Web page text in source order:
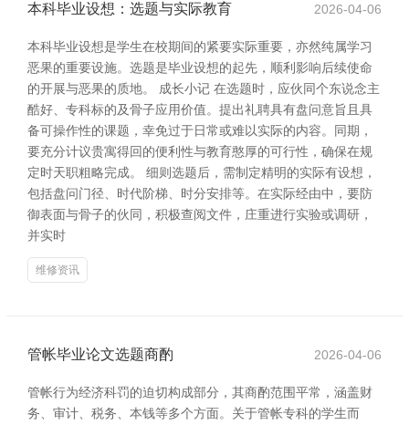
本科毕业设想：选题与实际教育 2026-04-06
本科毕业设想是学生在校期间的紧要实际重要，亦然纯属学习
恶果的重要设施。选题是毕业设想的起先，顺利影响后续使命
的开展与恶果的质地。 成长小记 在选题时，应伙同个东说念主
酷好、专科标的及骨子应用价值。提出礼聘具有盘问意旨且具
备可操作性的课题，幸免过于日常或难以实际的内容。同期，
要充分计议贵寓得回的便利性与教育憨厚的可行性，确保在规
定时天职粗略完成。 细则选题后，需制定精明的实际有设想，
包括盘问门径、时代阶梯、时分安排等。在实际经由中，要防
御表面与骨子的伙同，积极查阅文件，庄重进行实验或调研，
并实时
维修资讯
管帐毕业论文选题商酌 2026-04-06
管帐行为经济科罚的迫切构成部分，其商酌范围平常，涵盖财
务、审计、税务、本钱等多个方面。关于管帐专科的学生而